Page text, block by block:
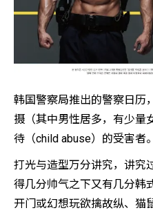
韩国警察局推出的警察日历
摄（其中男性居多，有少量
待（child abuse）的受害者。
打光与造型万分讲究，讲究
得几分帅气之下又有几分韩
开门或幻想玩欲擒故纵、猫